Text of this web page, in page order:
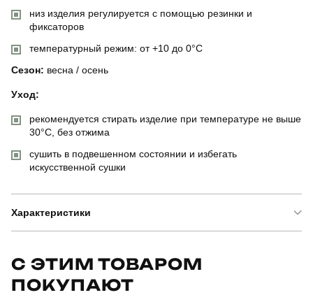
низ изделия регулируется с помощью резинки и
фиксаторов
температурный режим: от +10 до 0°C
Сезон: весна / осень
Уход:
рекомендуется стирать изделие при температуре не выше
30°C, без отжима
сушить в подвешенном состоянии и избегать
искусственной сушки
Характеристики
Артикул
С ЭТИМ ТОВАРОМ
ПОКУПАЮТ